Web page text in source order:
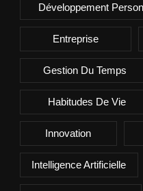
Développement
Entreprise
Gestion Du Temps
Habitudes De Vie
Innovation
Intelligence Artificielle